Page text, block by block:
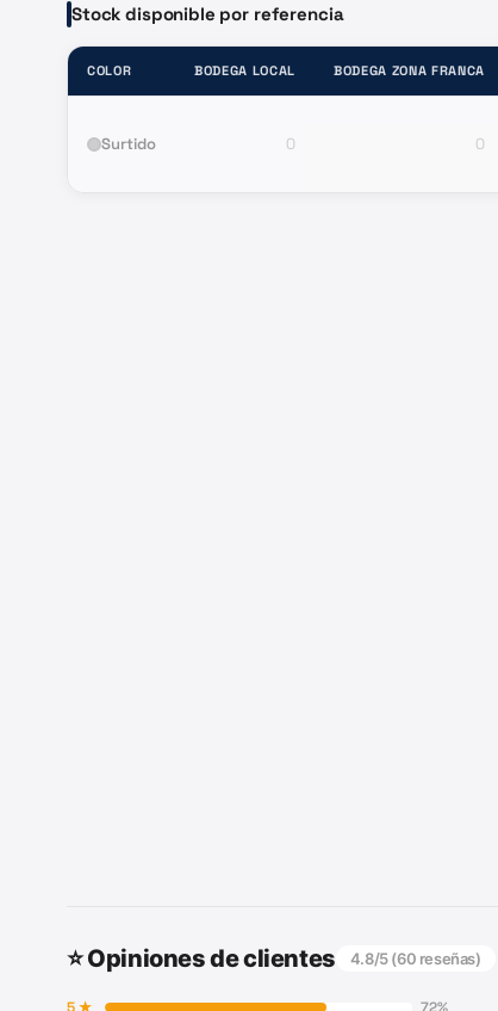
Stock disponible por referencia
COLOR BODEGA LOCAL BODEGA ZONA FRANCA
Surtido 0 0
⭐ Opiniones de clientes 4.8/5 (60 reseñas)
5★ 72%